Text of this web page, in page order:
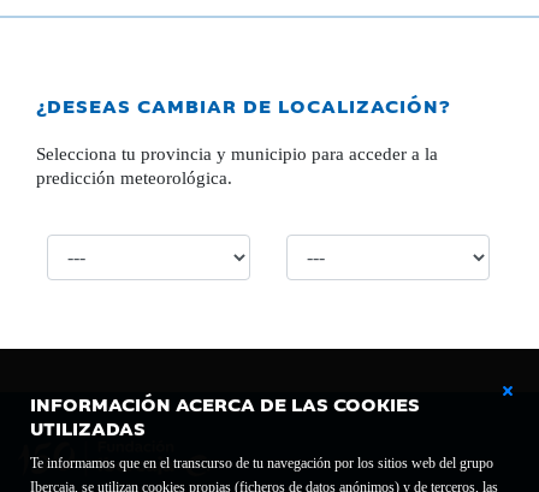
INFORMACIÓN ACERCA DE LAS COOKIES
UTILIZADAS
Te informamos que en el transcurso de tu navegación por los sitios web del grupo
Ibercaja, se utilizan cookies propias (ficheros de datos anónimos) y de terceros, las
¿DESEAS CAMBIAR DE LOCALIZACIÓN?
Selecciona tu provincia y municipio para acceder a la
predicción meteorológica.